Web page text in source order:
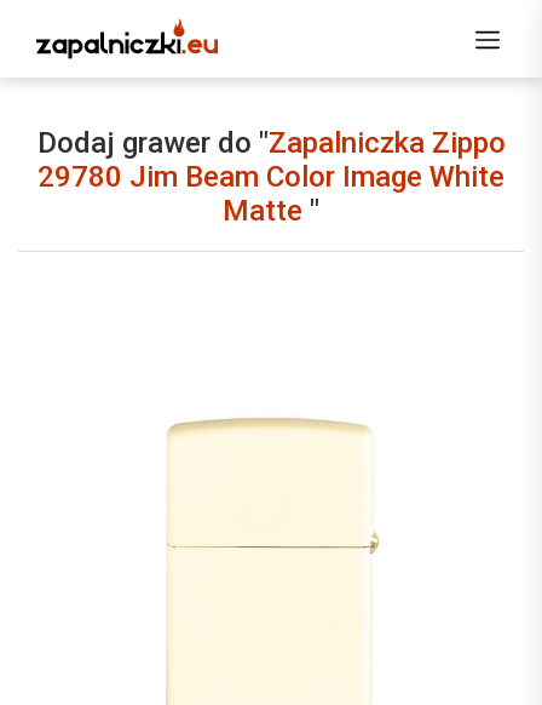
Dodaj grawer do "Zapalniczka Zippo
29780 Jim Beam Color Image White
Matte "